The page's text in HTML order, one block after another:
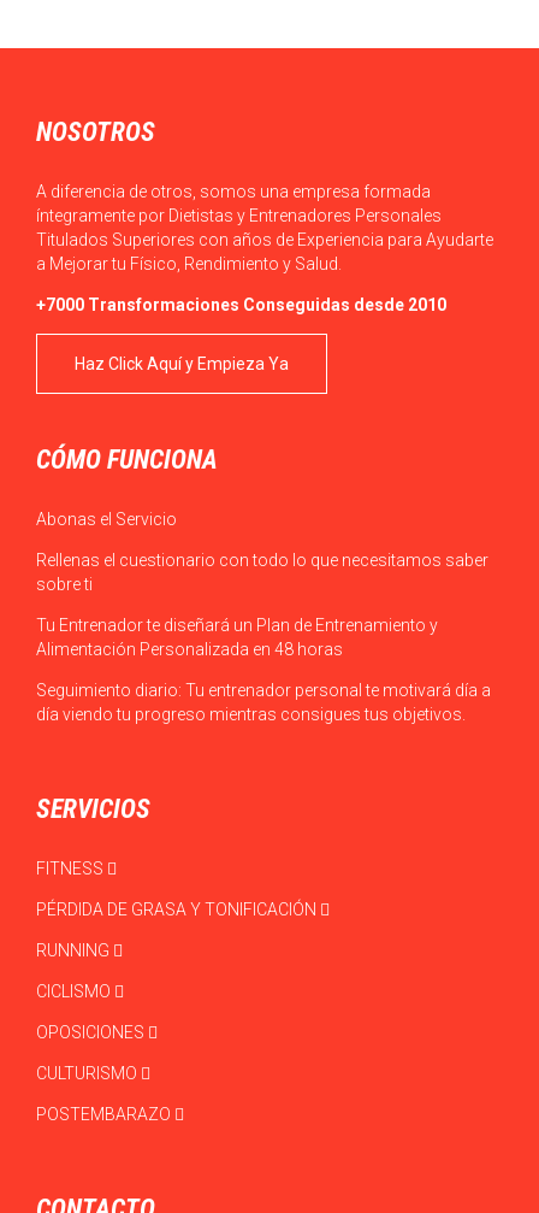
NOSOTROS
A diferencia de otros, somos una empresa formada
íntegramente por Dietistas y Entrenadores Personales
Titulados Superiores con años de Experiencia para Ayudarte
a Mejorar tu Físico, Rendimiento y Salud.
+7000 Transformaciones Conseguidas desde 2010
Haz Click Aquí y Empieza Ya
CÓMO FUNCIONA
Abonas el Servicio
Rellenas el cuestionario con todo lo que necesitamos saber
sobre ti
Tu Entrenador te diseñará un Plan de Entrenamiento y
Alimentación Personalizada en 48 horas
Seguimiento diario: Tu entrenador personal te motivará día a
día viendo tu progreso mientras consigues tus objetivos.
SERVICIOS
FITNESS
PÉRDIDA DE GRASA Y TONIFICACIÓN
RUNNING
CICLISMO
OPOSICIONES
CULTURISMO
POSTEMBARAZO